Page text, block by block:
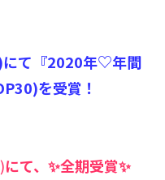
て『2020年♡年間
を受賞！
にて、✨全期受賞✨